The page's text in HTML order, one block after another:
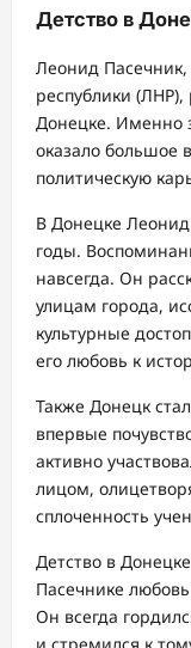
Детство в
Леонид Пасечник,
республики (ЛНР),
Донецке. Именно
оказало большое
политическую
В Донецке
годы.
навсегда. Он
улицам города,
культурные
его любовь к
Также Донецк
впервые
активно
лицом,
сплоченность
Детство в
Пасечнике
Он всегда
и стремился к